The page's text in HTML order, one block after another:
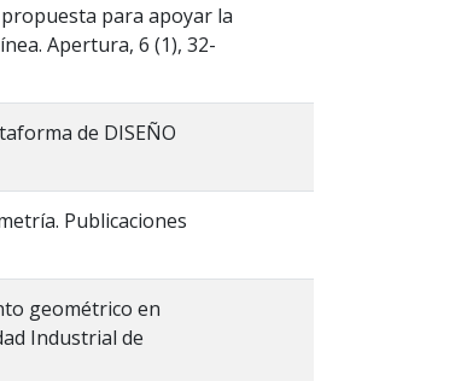
propuesta para apoyar la
Apertura, 6 (1), 32-
de DISEÑO
Publicaciones
geométrico en
Industrial de